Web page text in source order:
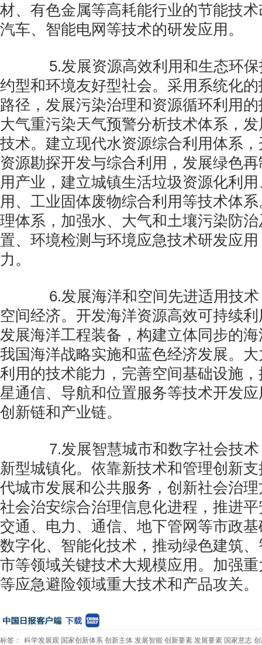
材、有色金属等高耗能行业的节能技
汽车、智能电网等技术的研发应用。
5.发展资源高效利用和生态环保
约型和环境友好型社会。采用系统化
路径，发展污染治理和资源循环利用
大气重污染天气预警分析技术体系，
技术。建立现代水资源综合利用体系
资源勘探开发与综合利用，发展绿色
用产业，建立城镇生活垃圾资源化利
用、工业固体废物综合利用等技术体
理体系，加强水、大气和土壤污染防
置、环境检测与环境应急技术研发应
力。
6.发展海洋和空间先进适用技术
空间经济。开发海洋资源高效可持续
发展海洋工程装备，构建立体同步的
我国海洋战略实施和蓝色经济发展。
利用的技术能力，完善空间基础设施
星通信、导航和位置服务等技术开发
创新链和产业链。
7.发展智慧城市和数字社会技术
新型城镇化。依靠新技术和管理创新
代城市发展和公共服务，创新社会治
社会治安综合治理信息化进程，推进
交通、电力、通信、地下管网等市政
数字化、智能化技术，推动绿色建筑
市等领域关键技术大规模应用。加强
等应急避险领域重大技术和产品攻关。
标签： 科学发展观 国家创新体系 创新主体 发展智能 创新要素 发展要素 国家意志